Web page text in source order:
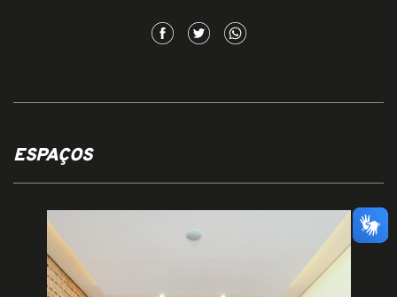
ESPAÇOS